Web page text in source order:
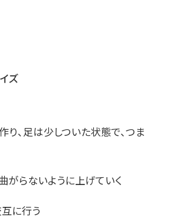
ズ
り、足は少しついた状態で、つま
がらないように上げていく
に行う